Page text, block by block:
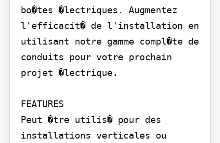
bo�tes �lectriques. Augmentez
l'efficacit� de l'installation en
utilisant notre gamme compl�te de
conduits pour votre prochain
projet �lectrique.
FEATURES
Peut �tre utilis� pour des
installations verticales ou